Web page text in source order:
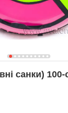
санки) 100-